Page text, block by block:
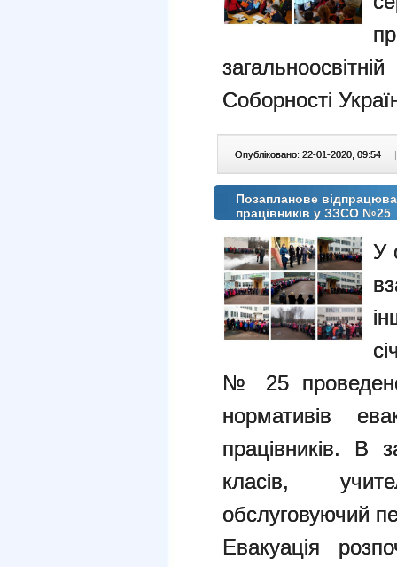
Соборності
Опубліковано: 22-01-2020, 09:54
Позапланове
працівників у ЗЗСО №25
У
№ 25
нормативів
працівників. В
класів,
обслуговуючий
Евакуація